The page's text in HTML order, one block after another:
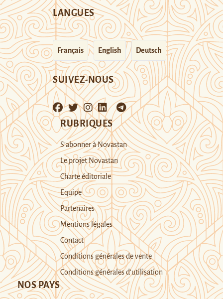
LANGUES
Français English Deutsch
SUIVEZ-NOUS
RUBRIQUES
S’abonner à Novastan
Le projet Novastan
Charte éditoriale
Equipe
Partenaires
Mentions légales
Contact
Conditions générales de vente
Conditions générales d’utilisation
NOS PAYS